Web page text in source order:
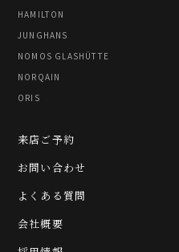
HAMILTON
JUNGHANS
NOMOS GLASHÜTTE
NORQAIN
ORIS
来店ご予約
お問い合わせ
よくある質問
会社概要